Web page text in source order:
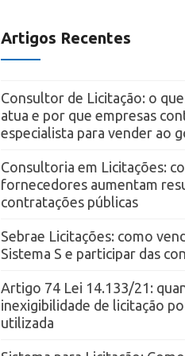
Artigos Recentes
Consultor de Licitação: o
atua e por que empresas
especialista para vender ao
Consultoria em Licitações:
fornecedores aumentam
contratações públicas
Sebrae Licitações: como
Sistema S e participar das
Artigo 74 Lei 14.133/21:
inexigibilidade de licitação
utilizada